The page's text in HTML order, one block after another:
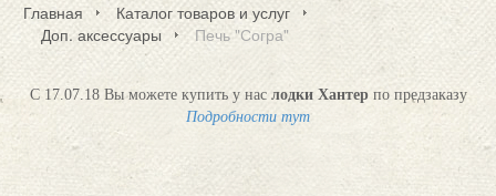
Главная
Каталог товаров и услуг
Доп. аксессуары
Печь "Согра"
С 17.07.18 Вы можете купить у нас лодки Хантер по предзаказу
Подробности тут